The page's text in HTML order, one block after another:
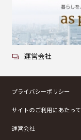
運営会社
プライバシーポリシー
サイトのご利用にあたって
運営会社